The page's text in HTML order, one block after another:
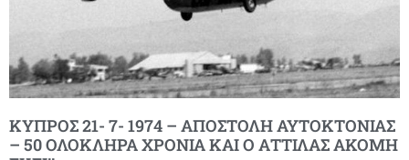
ΚΥΠΡΟΣ 21- 7- 1974 – ΑΠΟΣΤΟΛΗ ΑΥΤΟΚΤΟΝΙΑΣ
– 50 ΟΛΟΚΛΗΡΑ ΧΡΟΝΙΑ ΚΑΙ Ο ΑΤΤΙΛΑΣ ΑΚΟΜΗ